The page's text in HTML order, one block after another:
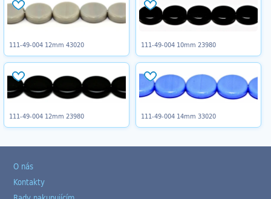
111-49-004 12mm 43020 111-49-004 10mm 23980
111-49-004 12mm 23980 111-49-004 14mm 33020
O nás
Kontakty